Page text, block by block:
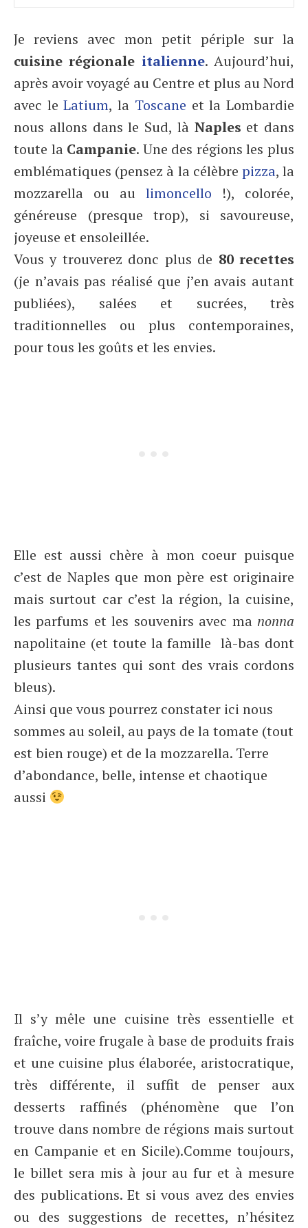
Je reviens avec mon petit périple sur la
cuisine régionale italienne. Aujourd’hui,
après avoir voyagé au Centre et plus au Nord
avec leLatium, la Toscane et la Lombardie
nous allons dans le Sud, là Naples et dans
toute la Campanie. Une des régions les plus
emblématiques (pensez à la célèbre pizza, la
mozzarella ou au limoncello !), colorée,
généreuse (presque trop), si savoureuse,
joyeuse et ensoleillée.
Vous y trouverez donc plus de 80 recettes
(je n’avais pas réalisé que j’en avais autant
publiées), salées et sucrées, très
traditionnelles ou plus contemporaines,
pour tous les goûts et les envies.
Elle est aussi chère à mon coeur puisque
c’est de Naples que mon père est originaire
mais surtout car c’est la région, la cuisine,
les parfums et les souvenirs avec ma nonna
napolitaine (et toute la famille là-bas dont
plusieurs tantes qui sont des vrais cordons
bleus).
Ainsi que vous pourrez constater ici nous
sommes au soleil, au pays de la tomate (tout
est bien rouge) et de la mozzarella. Terre
d’abondance, belle, intense et chaotique
aussi
Il s’y mêle une cuisine très essentielle et
fraîche, voire frugale à base de produits frais
et une cuisine plus élaborée, aristocratique,
très différente, il suffit de penser aux
desserts raffinés (phénomène que l’on
trouve dans nombre de régions mais surtout
en Campanie et en Sicile).Comme toujours,
le billet sera mis à jour au fur et à mesure
des publications. Et si vous avez des envies
ou des suggestions de recettes, n’hésitez